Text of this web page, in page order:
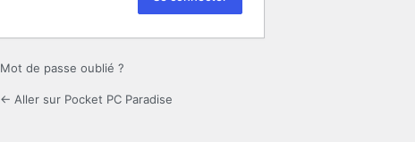
Mot de passe oublié ?
← Aller sur Pocket PC Paradise